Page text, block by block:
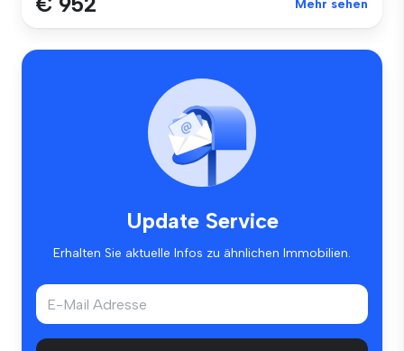
Mehr sehen
Update Service
Erhalten Sie aktuelle Infos zu ähnlichen Immobilien.